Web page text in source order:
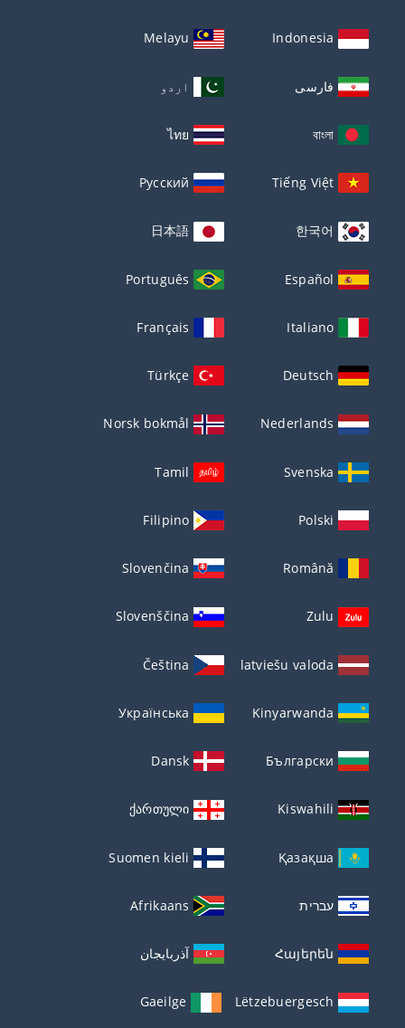
Indonesia
Melayu
فارسی اردو
বাংলা
ไทย
Tiếng Việt
Русский
한국어
日本語
Español
Português
Italiano
Français
Deutsch
Türkçe
Nederlands
Norsk bokmål
Svenska
Tamil
Polski
Filipino
Română
Slovenčina
Zulu
Slovenščina
latviešu valoda
Čeština
Kinyarwanda
Українська
Български
Dansk
Kiswahili
ქართული
Қазақша
Suomen kieli
עברית Afrikaans
Հայերեն آذربايجان
Lëtzebuergesch
Gaeilge